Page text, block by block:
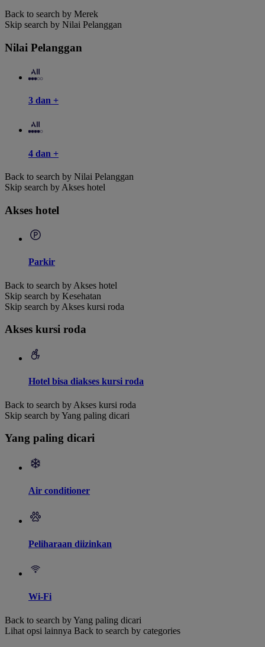
Back to search by Merek
Skip search by Nilai Pelanggan
Nilai Pelanggan
3 dan +
4 dan +
Back to search by Nilai Pelanggan
Skip search by Akses hotel
Akses hotel
Parkir
Back to search by Akses hotel
Skip search by Kesehatan
Skip search by Akses kursi roda
Akses kursi roda
Hotel bisa diakses kursi roda
Back to search by Akses kursi roda
Skip search by Yang paling dicari
Yang paling dicari
Air conditioner
Peliharaan diizinkan
Wi-Fi
Back to search by Yang paling dicari
Lihat opsi lainnya Back to search by categories